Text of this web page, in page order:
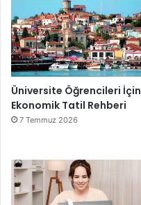
Üniversite Öğrencileri İçin
Ekonomik Tatil Rehberi
7 Temmuz 2026